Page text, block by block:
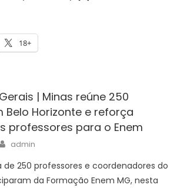
18+
| Minas reúne 250
Belo Horizonte e reforça
professores para o Enem
Author
admin
de 250 professores e coordenadores do
da Formação Enem MG, nesta